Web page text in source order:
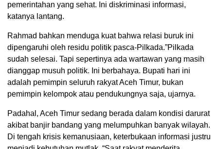
pemerintahan yang sehat. Ini diskriminasi informasi,
katanya lantang.
Rahmad bahkan menduga kuat bahwa relasi buruk ini
dipengaruhi oleh residu politik pasca-Pilkada.”Pilkada
sudah selesai. Tapi sepertinya ada wartawan yang masih
dianggap musuh politik. Ini berbahaya. Bupati hari ini
adalah pemimpin seluruh rakyat Aceh Timur, bukan
pemimpin kelompok atau pendukungnya saja, ujarnya.
Padahal, Aceh Timur sedang berada dalam kondisi darurat
akibat banjir bandang yang melumpuhkan banyak wilayah.
Di tengah krisis kemanusiaan, keterbukaan informasi justru